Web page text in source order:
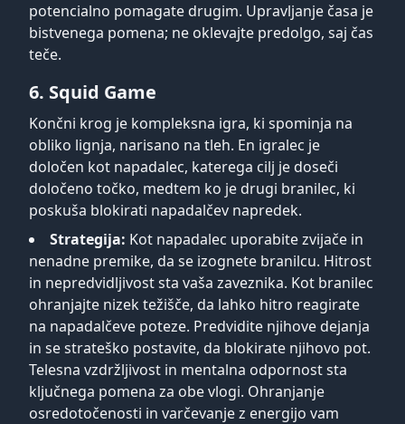
potencialno pomagate drugim. Upravljanje časa je
bistvenega pomena; ne oklevajte predolgo, saj čas
teče.
6. Squid Game
Končni krog je kompleksna igra, ki spominja na
obliko lignja, narisano na tleh. En igralec je
določen kot napadalec, katerega cilj je doseči
določeno točko, medtem ko je drugi branilec, ki
poskuša blokirati napadalčev napredek.
Strategija: Kot napadalec uporabite zvijače in
nenadne premike, da se izognete branilcu. Hitrost
in nepredvidljivost sta vaša zaveznika. Kot branilec
ohranjajte nizek težišče, da lahko hitro reagirate
na napadalčeve poteze. Predvidite njihove dejanja
in se strateško postavite, da blokirate njihovo pot.
Telesna vzdržljivost in mentalna odpornost sta
ključnega pomena za obe vlogi. Ohranjanje
osredotočenosti in varčevanje z energijo vam